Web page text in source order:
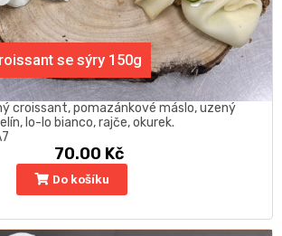
se sýry 150g
croissant, pomazánkové máslo, uzený
lo-lo bianco, rajče, okurek.
70.00 Kč
Do košíku